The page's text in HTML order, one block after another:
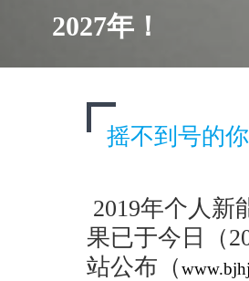
2027年！
摇不到号的
2019年个人新
果已于今日（
站公布（